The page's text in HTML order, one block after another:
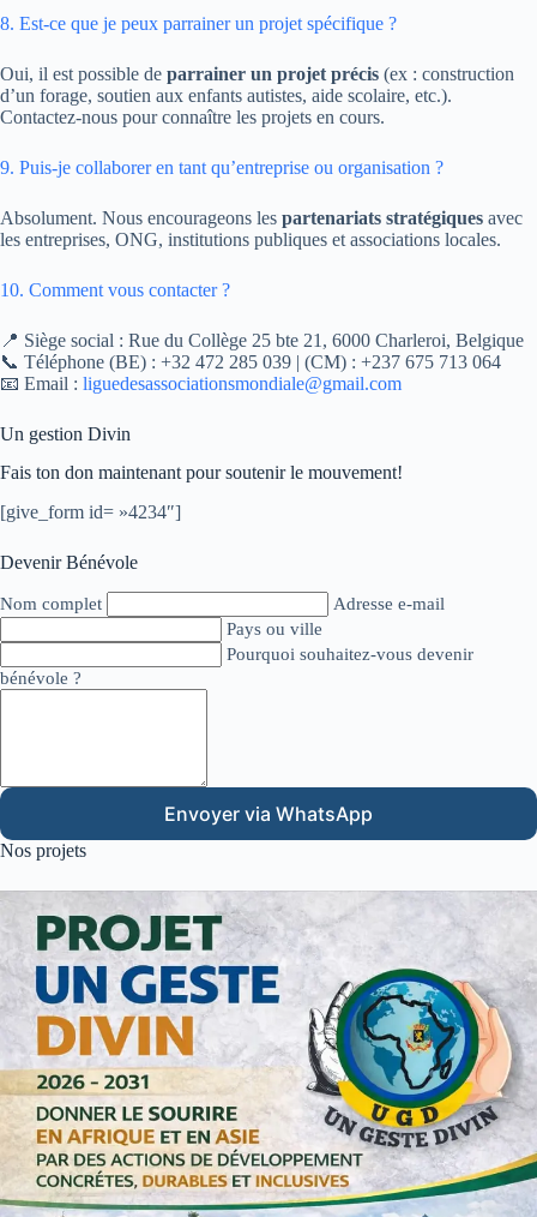
8. Est-ce que je peux parrainer un projet spécifique ?
Oui, il est possible de parrainer un projet précis (ex : construction
d’un forage, soutien aux enfants autistes, aide scolaire, etc.).
Contactez-nous pour connaître les projets en cours.
9. Puis-je collaborer en tant qu’entreprise ou organisation ?
Absolument. Nous encourageons les partenariats stratégiques avec
les entreprises, ONG, institutions publiques et associations locales.
10. Comment vous contacter ?
📍 Siège social : Rue du Collège 25 bte 21, 6000 Charleroi, Belgique
📞 Téléphone (BE) : +32 472 285 039 | (CM) : +237 675 713 064
📧 Email : liguedesassociationsmondiale@gmail.com
Un gestion Divin
Fais ton don maintenant pour soutenir le mouvement!
[give_form id= »4234″]
Devenir Bénévole
Nom complet
Adresse e-mail
Pays ou ville
Pourquoi souhaitez-vous devenir
bénévole ?
Envoyer via WhatsApp
Nos projets